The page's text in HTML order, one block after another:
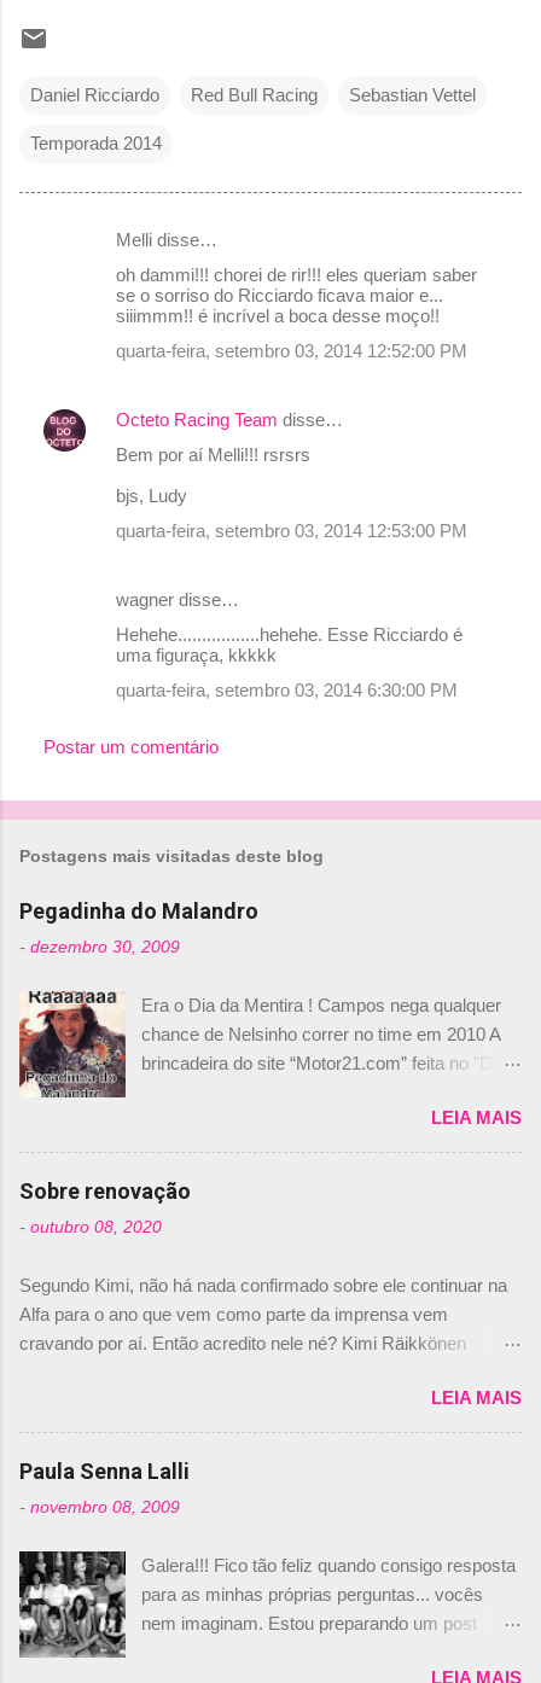
Daniel Ricciardo Red Bull Racing Sebastian Vettel
Temporada 2014
t
á
Melli disse…
oh dammi!!! chorei de rir!!! eles queriam saber
se o sorriso do Ricciardo ficava maior e...
siiimmm!! é incrível a boca desse moço!!
quarta-feira, setembro 03, 2014 12:52:00 PM
Octeto Racing Team disse…
Bem por aí Melli!!! rsrsrs
bjs, Ludy
quarta-feira, setembro 03, 2014 12:53:00 PM
wagner disse…
Hehehe.................hehehe. Esse Ricciardo é
uma figuraça, kkkkk
quarta-feira, setembro 03, 2014 6:30:00 PM
Postar um comentário
Postagens mais visitadas deste blog
Pegadinha do Malandro
- dezembro 30, 2009
Era o Dia da Mentira ! Campos nega qualquer
chance de Nelsinho correr no time em 2010 A
brincadeira do site “Motor21.com” feita no "Día
de abril –, afirmando que Nelson Piquet havia
comprado 15% das ações da Campos, dando,
com isso, um lugar no time a Nelsinho Piquet,
foi esclarecida de uma vez por todas por
Daniele Audetto, diretor da escuderia. O
não será o companheiro de Bruno Senna em
2010. "Na verdade, nós recebemos uma oferta
de Piquet", admitiu Audetto. “Mas depois de ter
dois brasileiros”, explicou, dizendo ainda que
não tem nada contra o filho do tricampeão
Nelson Piquet. “Ele é um bom piloto, rápido e
experiente.” Audetto disse ainda que a suposta
não corresponde à realidade. “O suposto 15%
de investimento seria menor do que aquilo que
outros pilotos podem trazer: italianos, r...
LEIA MAIS
Sobre renovação
- outubro 08, 2020
Segundo Kimi, não há nada confirmado sobre ele continuar na
Alfa para o ano que vem como parte da imprensa vem
cravando por aí. Então acredito nele né? Kimi Räikkönen
truth but I’ve never had an option in my contract so that’s
should, pretty much, tell you that it’s not true." #Kimi7 #EifelGP
#AlfaRomeoRacing pic.twitter.com/77EDVn39Ia — Kimi
Romain falando sobre o fato do Iceman estar há tantos anos na
@RGrosjean ! #EifelGP 🇩🇪 #F1
pic.twitter.com/GSAu1LWnwW — Formula 1 (@F1) October 8,
2020 Beijinhos, Ludy
LEIA MAIS
Paula Senna Lalli
- novembro 08, 2009
Galera!!! Fico tão feliz quando consigo resposta
para as minhas próprias perguntas... vocês
nem imaginam. Estou preparando um post
LEIA MAIS